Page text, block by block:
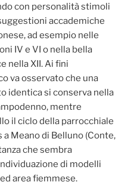
con personalità stimoli
accademiche
ad esempio nelle
IV e VI o nella bella
nella XII. Ai fini
va osservato che una
identica si conserva nella
mentre
il ciclo della parrocchiale
a Meano di Belluno (Conte,
che sembra
di modelli
area fiemmese.